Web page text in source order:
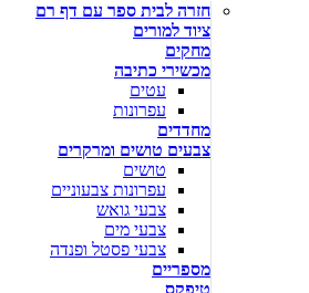
חזרה לבית ספר עם דף רם
ציוד למורים
מחקים
מכשירי כתיבה
עטים
עפרונות
מחדדים
צבעים טושים ומרקרים
טושים
עפרונות צבעוניים
צבעי גואש
צבעי מים
צבעי פסטל ופנדה
מספריים
טיפקס